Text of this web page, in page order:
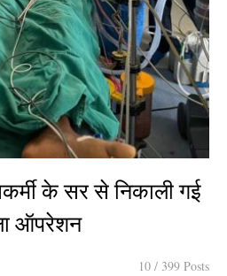
के सर से निकाली गई
ऑपरेशन
10 / 399 Posts